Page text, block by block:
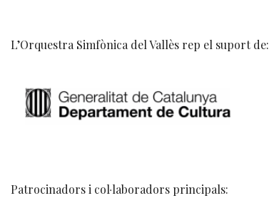
L’Orquestra Simfònica del Vallès rep el suport de:
Patrocinadors i col·laboradors principals: